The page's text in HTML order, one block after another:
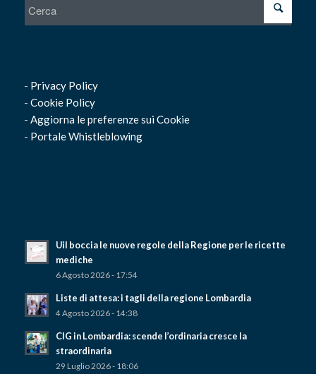
- Privacy Policy
- Cookie Policy
- Aggiorna le preferenze sui Cookie
- Portale Whistleblowing
Uil boccia le nuove regole della Regione per le ricette
mediche
6 Agosto 2026 - 17:54
Liste di attesa: i tagli della regione Lombardia
4 Agosto 2026 - 14:38
CIG in Lombardia: scende l’ordinaria cresce la
straordinaria
29 Luglio 2026 - 18:06